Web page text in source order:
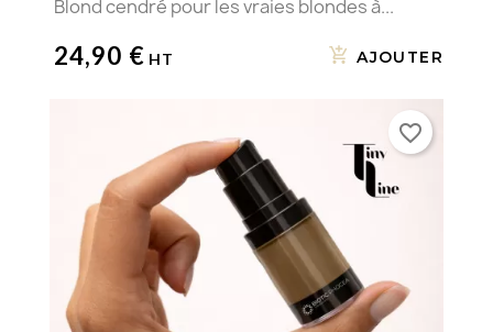
Blond cendré pour les vraies blondes à...
24,90 € AJOUTER
favorite_border